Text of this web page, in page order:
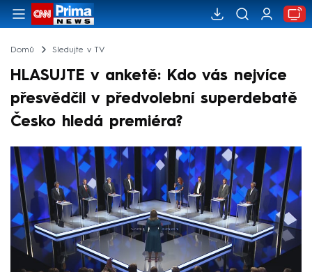
Domů Sledujte v TV
HLASUJTE v anketě: Kdo vás nejvíce
přesvědčil v předvolební superdebatě
Česko hledá premiéra?